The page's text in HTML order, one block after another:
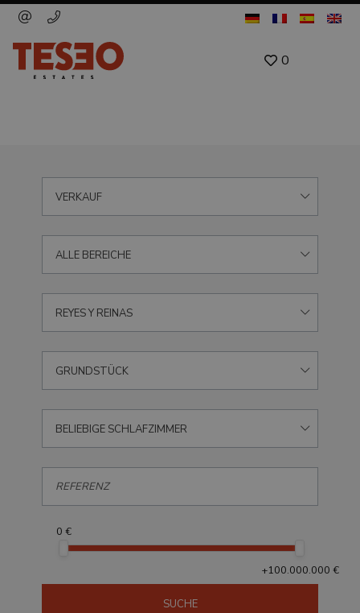
0
VERKAUF
ALLE BEREICHE
REYES Y REINAS
0 €
+100.000.000 €
GRUNDSTÜCK
BELIEBIGE SCHLAFZIMMER
SUCHE